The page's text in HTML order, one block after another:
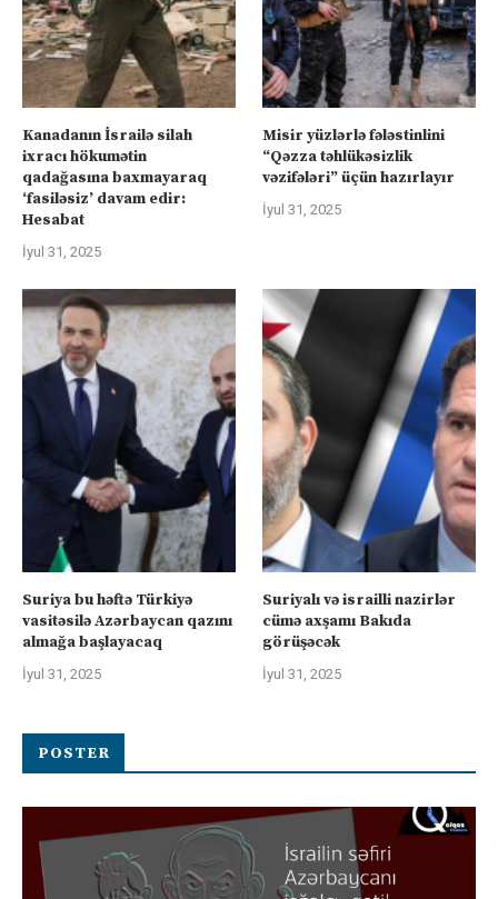
Kanadanın İsrailə silah
ixracı hökumətin
qadağasına baxmayaraq
‘fasiləsiz’ davam edir:
Hesabat
İyul 31, 2025
Misir yüzlərlə fələstinlini
“Qəzza təhlükəsizlik
vəzifələri” üçün hazırlayır
İyul 31, 2025
Suriya bu həftə Türkiyə
vasitəsilə Azərbaycan qazını
almağa başlayacaq
İyul 31, 2025
Suriyalı və israilli nazirlər
cümə axşamı Bakıda
görüşəcək
İyul 31, 2025
POSTER